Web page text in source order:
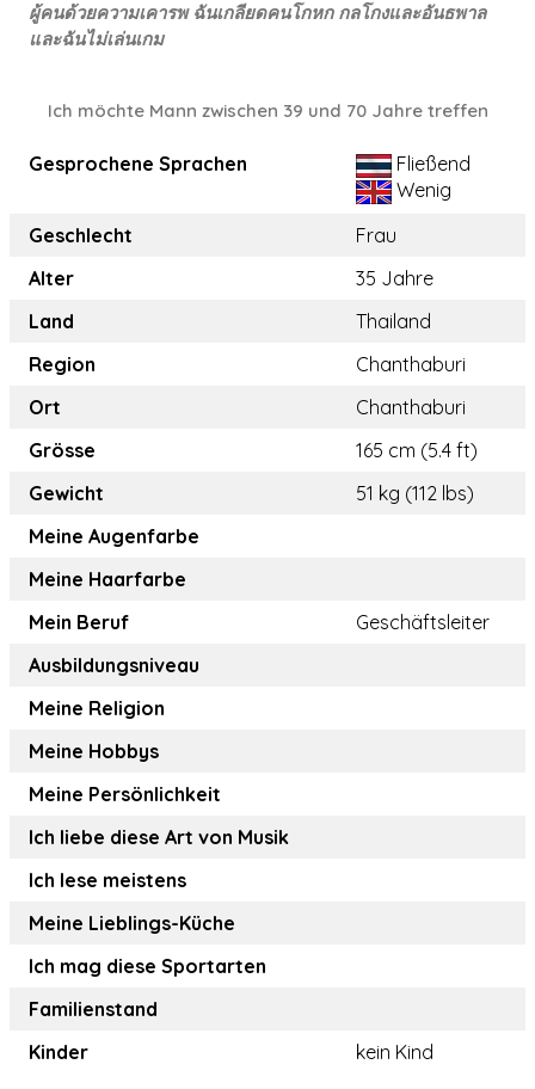
ผู้คนด้วยความเคารพ ฉันเกลียดคนโกหก กลโกงและอันธพาล
และฉันไม่เล่นเกม
Ich möchte Mann zwischen 39 und 70 Jahre treffen
Gesprochene Sprachen
Fließend
Wenig
Geschlecht
Frau
Alter
35 Jahre
Land
Thailand
Region
Chanthaburi
Ort
Chanthaburi
Grösse
165 cm (5.4 ft)
Gewicht
51 kg (112 lbs)
Meine Augenfarbe
Meine Haarfarbe
Mein Beruf
Geschäftsleiter
Ausbildungsniveau
Meine Religion
Meine Hobbys
Meine Persönlichkeit
Ich liebe diese Art von Musik
Ich lese meistens
Meine Lieblings-Küche
Ich mag diese Sportarten
Familienstand
Kinder
kein Kind